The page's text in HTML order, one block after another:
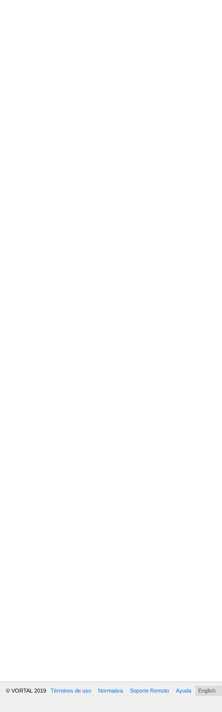
© VORTAL 2019 Términos de uso Normativa Soporte Remoto Ayuda